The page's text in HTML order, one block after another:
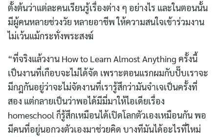
ตั้งต้นว่าแต่ละคนเรียนรู้เรื่องต่าง ๆ อย่างไร และในตอนนั้น
มีผู้คนหลายช่วงวัย หลายอาชีพ ให้ความสนใจเข้าร่วมงาน
ไม่เว้นแม้กระทั่งพระสงฆ์
“ที่จริงแล้วงาน How to Learn Almost Anything ครั้งนี้
เป็นงานที่เกือบจะไม่ได้จัด เพราะตอนแรกผมกับปั๊บเราจะ
มีกฎกันอยู่ว่าจะไม่จัดงานที่เรารู้สึกว่ามันจำเจเป็นครั้งที่
สอง แต่กลายเป็นว่าพอได้มีมี่มาให้ไอเดียเรื่อง
homeschool ก็รู้สึกเหมือนได้เปิดโลกตัวเองเหมือนกัน พอ
มีคนที่อยู่นอกวงตัวเองมาช่วยคิด บางทีมันได้อะไรที่ใหม่